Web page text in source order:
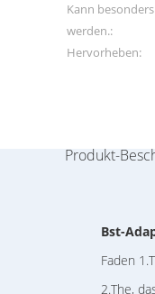
Kann
werden.:
Hervorheben:
Produkt-
Bst-
Faden
2.The, das